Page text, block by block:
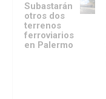
Subastarán
otros dos
terrenos
ferroviarios
en Palermo